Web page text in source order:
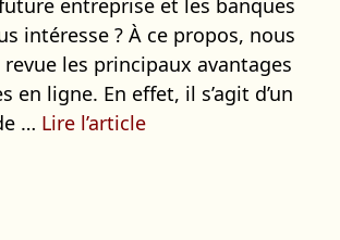
entreprise et les banques
intéresse ? À ce propos, nous
revue les principaux avantages
en ligne. En effet, il s’agit d’un
… Lire l’article